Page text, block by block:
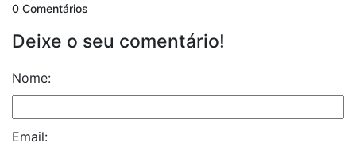
0 Comentários
Deixe o seu comentário!
Nome:
Email: